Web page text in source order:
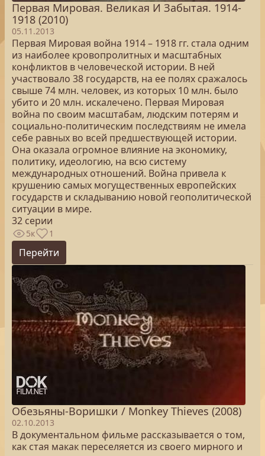
Первая Мировая. Великая И Забытая. 1914-
1918 (2010)
05.11.2013
Первая Мировая война 1914 – 1918 гг. стала одним
из наиболее кровопролитных и масштабных
конфликтов в человеческой истории. В ней
участвовало 38 государств, на ее полях сражалось
свыше 74 млн. человек, из которых 10 млн. было
убито и 20 млн. искалечено. Первая Мировая
война по своим масштабам, людским потерям и
социально-политическим последствиям не имела
себе равных во всей предшествующей истории.
Она оказала огромное влияние на экономику,
политику, идеологию, на всю систему
международных отношений. Война привела к
крушению самых могущественных европейских
государств и складыванию новой геополитической
ситуации в мире.
32 серии
5к 1
Перейти
Обезьяны-Воришки / Monkey Thieves (2008)
02.10.2013
В документальном фильме рассказывается о том,
как стая макак переселяется из своего мирного и